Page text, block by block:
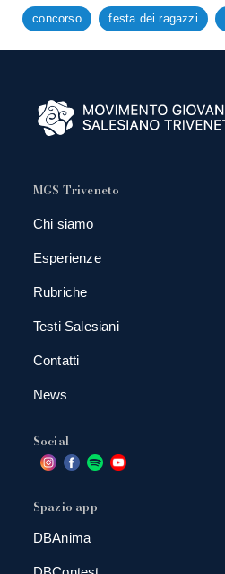
concorso festa dei ragazzi
MGS Triveneto
Chi siamo
Esperienze
Rubriche
Testi Salesiani
Contatti
News
Social
Spazio app
DBAnima